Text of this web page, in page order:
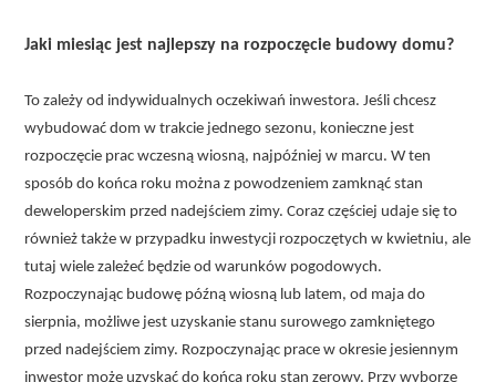
Jaki miesiąc jest najlepszy na rozpoczęcie budowy domu?
To zależy od indywidualnych oczekiwań inwestora. Jeśli chcesz
wybudować dom w trakcie jednego sezonu, konieczne jest
rozpoczęcie prac wczesną wiosną, najpóźniej w marcu. W ten
sposób do końca roku można z powodzeniem zamknąć stan
deweloperskim przed nadejściem zimy. Coraz częściej udaje się to
również także w przypadku inwestycji rozpoczętych w kwietniu, ale
tutaj wiele zależeć będzie od warunków pogodowych.
Rozpoczynając budowę późną wiosną lub latem, od maja do
sierpnia, możliwe jest uzyskanie stanu surowego zamkniętego
przed nadejściem zimy. Rozpoczynając prace w okresie jesiennym
inwestor może uzyskać do końca roku stan zerowy. Przy wyborze